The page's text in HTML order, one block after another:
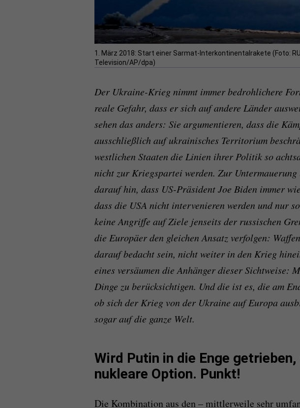
1. März 2018: Start einer Sarmat-Interkontinentalrakete (Foto:
Television/AP/dpa)
Der Ukraine-Krieg nimmt immer bedrohlichere
reale Gefahr, dass er sich auf andere Länder
sehen das anders: Sie argumentieren, dass die
ausschließlich auf ukrainisches Territorium
westlichen Staaten die Linien ihrer Politik so
nicht zur Kriegspartei werden. Zur
darauf hin, dass US-Präsident Joe Biden immer
dass die USA nicht intervenieren werden und nur
keine Angriffe auf Ziele jenseits der russischen
die Europäer den gleichen Ansatz verfolgen:
darauf bedacht sein, nicht weiter in den Krieg
eines versäumen die Anhänger dieser Sichtweise:
Dinge zu berücksichtigen. Und die ist es, die am
ob sich der Krieg von der Ukraine auf Europa
sogar auf die ganze Welt.
Wird Putin in die Enge
nukleare Option. Punkt!
Die Kombination aus den – mittlerweile sehr